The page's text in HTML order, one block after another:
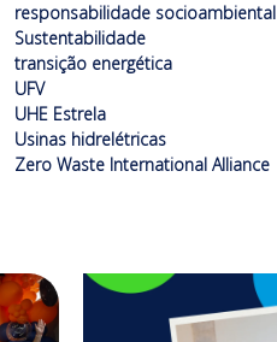
responsabilidade socioambiental
Sustentabilidade
transição energética
UFV
UHE Estrela
Usinas hidrelétricas
Zero Waste International Alliance